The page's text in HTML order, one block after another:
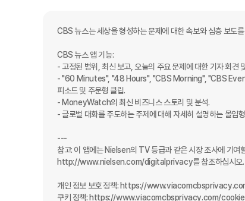
CBS 뉴스는 세상을 형성하는 문제에 대한 속보와 심층 보도
CBS 뉴스 앱 기능:
- 고정된 범위, 최신 보고, 오늘의 주요 문제에 대한 기자 회
- "60 Minutes", "48 Hours", "CBS Morning", "CBS
피소드 및 주문형 클립.
- MoneyWatch의 최신 비즈니스 스토리 및 분석.
- 글로벌 대화를 주도하는 주제에 대해 자세히 설명하는 몰입
---
참고: 이 앱에는 Nielsen의 TV 등급과 같은 시장 조사에 기
http://www.nielsen.com/digitalprivacy를 참조하십시오.
개인 정보 보호 정책: https://
쿠키 정책: https://www.viacomcbsprivacy.com/